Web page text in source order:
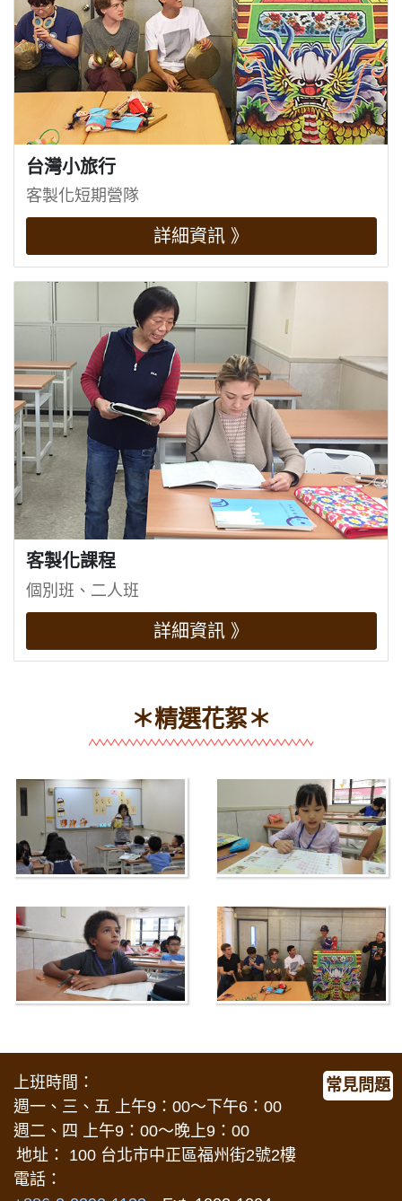
台灣小旅行
客製化短期營隊
詳細資訊 》
客製化課程
個別班、二人班
詳細資訊 》
＊精選花絮＊
常見問題
上班時間：
週一、三、五 上午9：00～下午6：00
週二、四 上午9：00～晚上9：00
地址： 100 台北市中正區福州街2號2樓
電話：